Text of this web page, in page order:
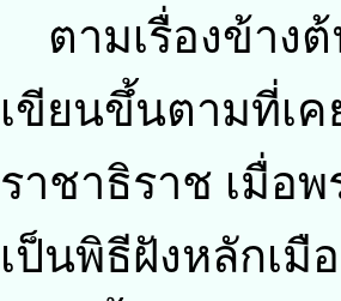
ตามเรื่องข้าง
เขียนขึ้นตามที่เค
ราชาธิราช เมื่อพ
เป็นพิธีฝังหลักเ